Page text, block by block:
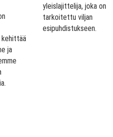
ja
yleislajittelija, joka on
tarkoitettu viljan
esipuhdistukseen.